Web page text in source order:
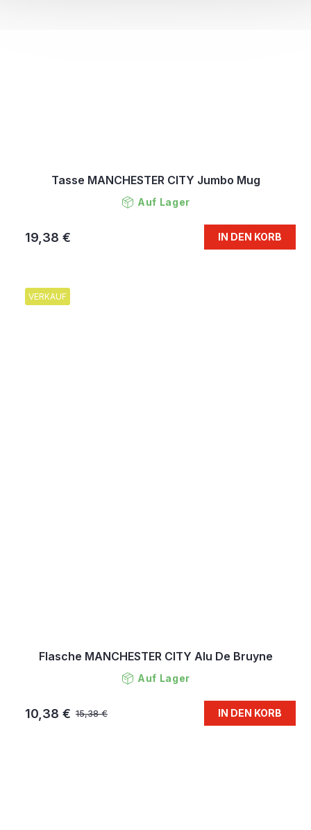
Tasse MANCHESTER CITY Jumbo Mug
Auf Lager
19,38 € IN DEN KORB
VERKAUF
Flasche MANCHESTER CITY Alu De Bruyne
Auf Lager
15,38 €
10,38 € IN DEN KORB